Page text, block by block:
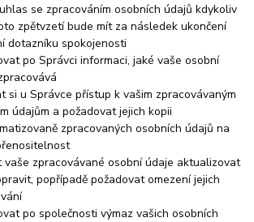
se zpracováním osobních údajů kdykoliv
zpětvzetí bude mít za následek ukončení
dotazníku spokojenosti
po Správci informaci, jaké vaše osobní
si u Správce přístup k vašim zpracovávaným
údajům a požadovat jejich kopii
zpracovaných osobních údajů na
vaše zpracovávané osobní údaje aktualizovat
popřípadě požadovat omezení jejich
po společnosti výmaz vašich osobních